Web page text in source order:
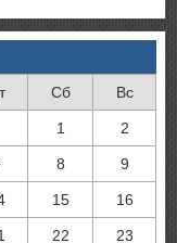
Сб Вс
1 2
8 9
15 16
22 23